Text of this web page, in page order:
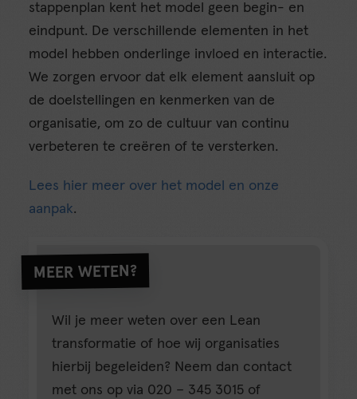
stappenplan kent het model geen begin- en
eindpunt. De verschillende elementen in het
model hebben onderlinge invloed en interactie.
We zorgen ervoor dat elk element aansluit op
de doelstellingen en kenmerken van de
organisatie, om zo de cultuur van continu
verbeteren te creëren of te versterken.
Lees hier meer over het model en onze
aanpak.
MEER WETEN?
Wil je meer weten over een Lean
transformatie of hoe wij organisaties
hierbij begeleiden? Neem dan contact
met ons op via 020 – 345 3015 of